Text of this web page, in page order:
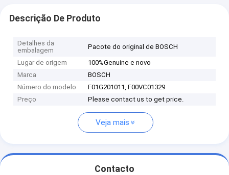
Descrição De Produto
Detalhes da
embalagem
Pacote do original de BOSCH
Lugar de origem
100%Genuine e novo
Marca
BOSCH
Número do modelo
F01G201011, F00VC01329
Preço
Please contact us to get price.
Veja mais
Contacto